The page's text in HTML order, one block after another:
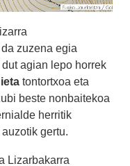
zuzena egia
agian lepo horrek
tontortxoa eta
beste nonbaitekoa
herritik
auzotik gertu.
Lizarbakarra